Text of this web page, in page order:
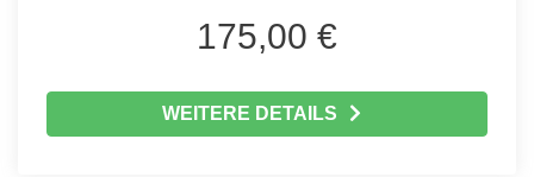
175,00 €
WEITERE DETAILS